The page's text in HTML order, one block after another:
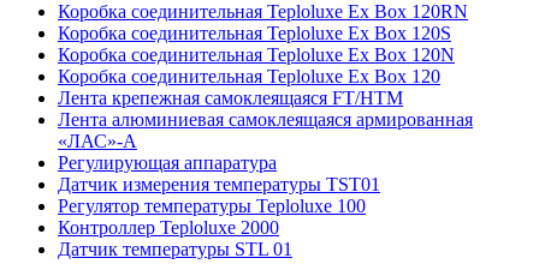
Коробка соединительная Teploluxe Ex Box 120RN
Коробка соединительная Teploluxe Ex Box 120S
Коробка соединительная Teploluxe Ex Box 120N
Коробка соединительная Teploluxe Ex Box 120
Лента крепежная самоклеящаяся FT/HTM
Лента алюминиевая самоклеящаяся армированная
«ЛАС»-А
Регулирующая аппаратура
Датчик измерения температуры TST01
Регулятор температуры Teploluxe 100
Контроллер Teploluxe 2000
Датчик температуры STL 01